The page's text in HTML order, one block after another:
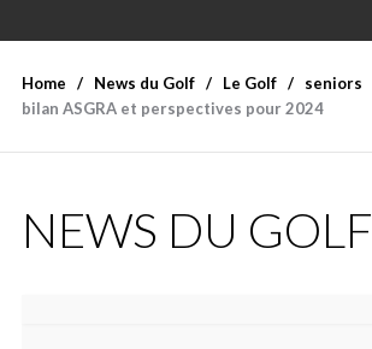
Home News du Golf Le Golf seniors
bilan ASGRA et perspectives pour 2024
NEWS DU GOLF